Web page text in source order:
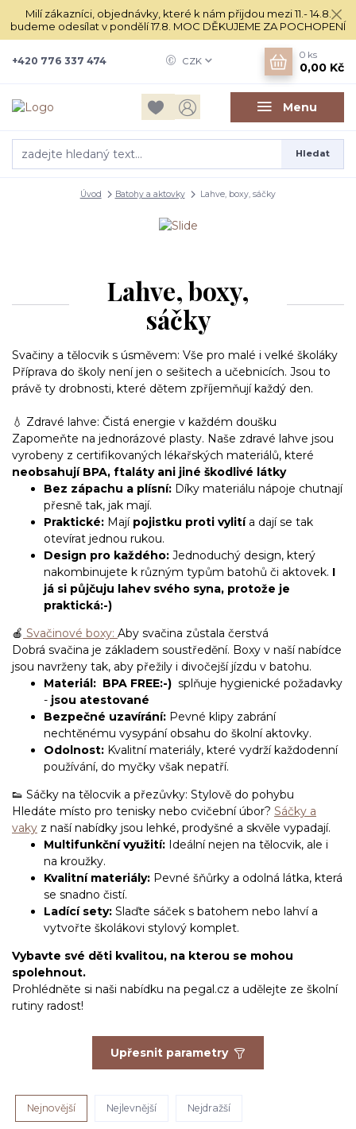
Milí zákazníci, objednávky, které k nám přijdou mezi 11.- 14.8.
budeme odesílat v pondělí 17.8. MOC DĚKUJEME ZA POCHOPENÍ
Menu
CZK
Hledat
+420 776 337 474
0 ks
0,00 Kč
Úvod Batohy a aktovky Lahve, boxy, sáčky
Lahve, boxy,
sáčky
Svačiny a tělocvik s úsměvem: Vše pro malé i velké školáky
Příprava do školy není jen o sešitech a učebnicích. Jsou to
právě ty drobnosti, které dětem zpříjemňují každý den.
💧 Zdravé lahve: Čistá energie v každém doušku
Zapomeňte na jednorázové plasty. Naše zdravé lahve jsou
vyrobeny z certifikovaných lékařských materiálů, které
neobsahují BPA, ftaláty ani jiné škodlivé látky
Bez zápachu a plísní: Díky materiálu nápoje chutnají
přesně tak, jak mají.
Praktické: Mají pojistku proti vylití a dají se tak
otevírat jednou rukou.
Design pro každého: Jednoduchý design, který
nakombinujete k různým typům batohů či aktovek. I
já si půjčuju lahev svého syna, protože je
praktická:-)
🍎 Svačinové boxy: Aby svačina zůstala čerstvá
Dobrá svačina je základem soustředění. Boxy v naší nabídce
jsou navrženy tak, aby přežily i divočejší jízdu v batohu.
Materiál: BPA FREE:-) splňuje hygienické požadavky
- jsou atestované
Bezpečné uzavírání: Pevné klipy zabrání
nechtěnému vysypání obsahu do školní aktovky.
Odolnost: Kvalitní materiály, které vydrží každodenní
používání, do myčky však nepatří.
👟 Sáčky na tělocvik a přezůvky: Stylově do pohybu
Hledáte místo pro tenisky nebo cvičební úbor? Sáčky a
vaky z naší nabídky jsou lehké, prodyšné a skvěle vypadají.
Multifunkční využití: Ideální nejen na tělocvik, ale i
na kroužky.
Kvalitní materiály: Pevné šňůrky a odolná látka, která
se snadno čistí.
Ladící sety: Slaďte sáček s batohem nebo lahví a
vytvořte školákovi stylový komplet.
Vybavte své děti kvalitou, na kterou se mohou
spolehnout.
Prohlédněte si naši nabídku na pegal.cz a udělejte ze školní
rutiny radost!
Upřesnit parametry
Nejnovější Nejlevnější Nejdražší